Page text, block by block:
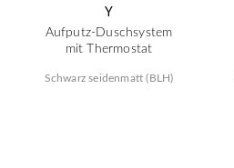
Y
Aufputz-Duschsystem
mit Thermostat
Schwarz seidenmatt (BLH)